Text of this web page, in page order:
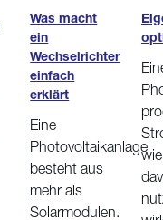
Was macht
ein
Wechselrichter
einfach
erklärt
Eine
Photovoltaikanlage
besteht aus
mehr als
Solarmodulen.